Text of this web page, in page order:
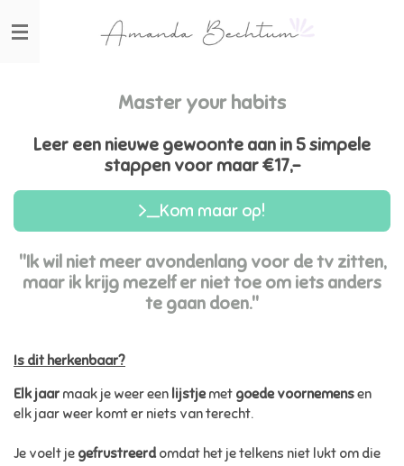
direct
Master your habits
Leer een nieuwe gewoonte aan in 5 simpele
stappen voor maar €17,-
Kom maar op!
"Ik wil niet meer avondenlang voor de tv zitten,
maar ik krijg mezelf er niet toe om iets anders
te gaan doen."
Is dit herkenbaar?
Elk jaar maak je weer een lijstjemet goede voornemensen
elk jaar weer komt er niets van terecht.
Je voelt je gefrustreerdomdat het je telkens niet lukt om die